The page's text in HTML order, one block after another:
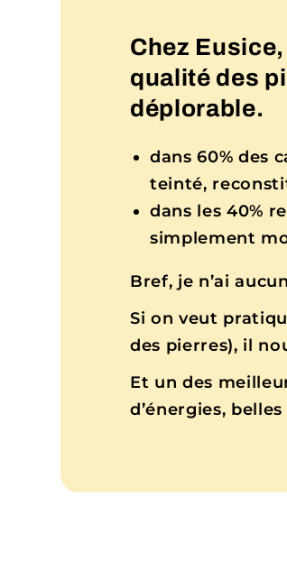
Chez
qualité des
déplorable.
dans 60% des
teinté,
dans les 40%
simplement
Bref, je n’ai
Si on veut
des pierres), il
Et un des
d’énergies,